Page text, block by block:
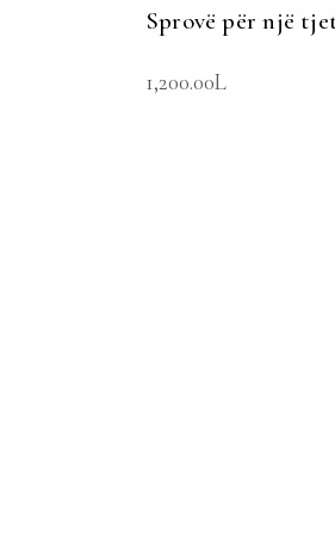
Sprovë për një
1,200.00L